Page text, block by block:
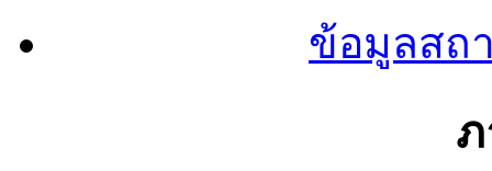
ข้อมูลสถ